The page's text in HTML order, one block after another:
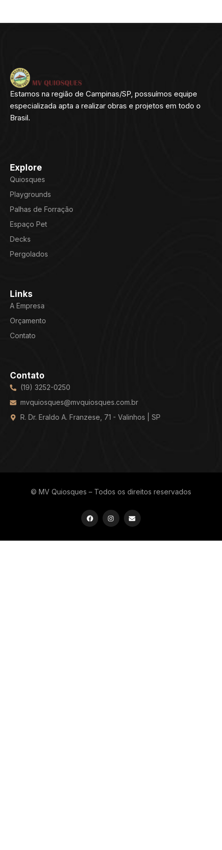
Estamos na região de Campinas/SP, possuímos equipe
especializada apta a realizar obras e projetos em todo o
Brasil.
Explore
Quiosques
Playgrounds
Palhas de Forração
Espaço Pet
Decks
Pergolados
Links
A Empresa
Orçamento
Contato
Contato
(19) 3252-0250
mvquiosques@mvquiosques.com.br
R. Dr. Eraldo A. Franzese, 71 - Valinhos | SP
© MV Quiosques – Todos os direitos reservados